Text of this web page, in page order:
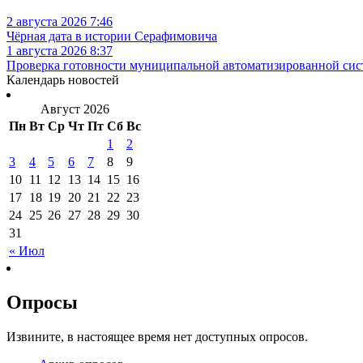
2 августа 2026 7:46
Чёрная дата в истории Серафимовича
1 августа 2026 8:37
Проверка готовности муниципальной автоматизированной
Календарь новостей
Август 2026
Пн Вт Ср Чт Пт Сб Вс
« Июл
1
2
3
4 5 6 7 8
9
10 11 12 13 14 15 16
17 18 19 20 21 22 23
24 25 26 27 28 29 30
31
Опросы
Извините, в настоящее время нет доступных опросов.